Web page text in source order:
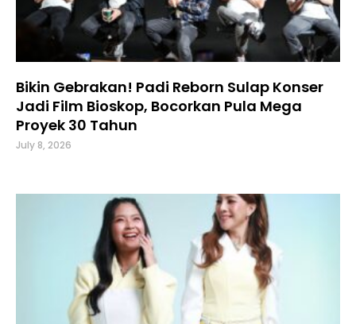
Bikin Gebrakan! Padi Reborn Sulap Konser
Jadi Film Bioskop, Bocorkan Pula Mega
Proyek 30 Tahun
July 8, 2026